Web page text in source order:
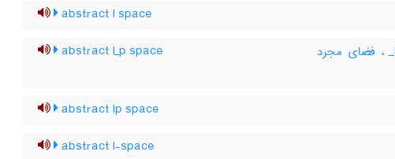
abstract l space
فضای مجرد ـ L‌ ، فضای مجرد L‌_ ، فضای مجرد
abstract l_p space
abstract lp space
abstract l-space